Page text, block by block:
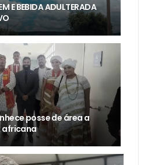
E BEBIDA ADULTERADA
posse de área a
africana